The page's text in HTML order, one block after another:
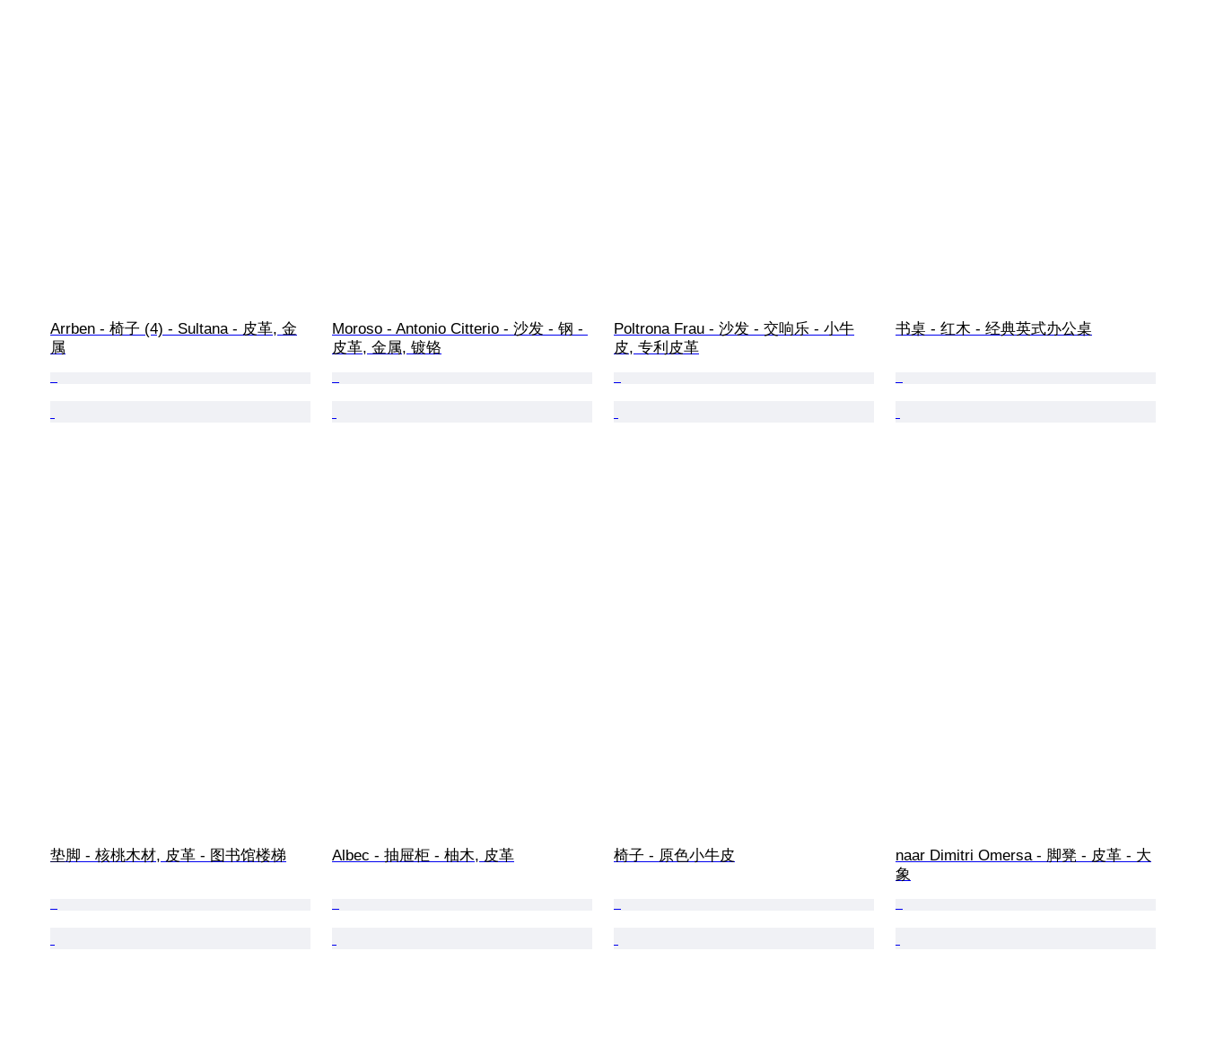
Arrben - 椅子 (4) - Sultana - 皮革, 金
属
Moroso - Antonio Citterio - 沙发 - 钢 -
皮革, 金属, 镀铬
Poltrona Frau - 沙发 - 交响乐 - 小牛
皮, 专利皮革
书桌 - 红木 - 经典英式办公桌
垫脚 - 核桃木材, 皮革 - 图书馆楼梯 Albec - 抽屉柜 - 柚木, 皮革 椅子 - 原色小牛皮
naar Dimitri Omersa - 脚凳 - 皮革 - 大
象